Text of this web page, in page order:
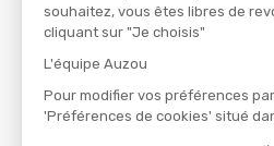
souhaitez, vous êtes libres de
cliquant sur "Je choisis"
L'équipe Auzou
Pour modifier vos préférences
'Préférences de cookies' situé